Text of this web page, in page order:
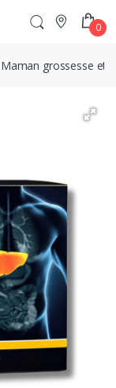
0
Maman grossesse et